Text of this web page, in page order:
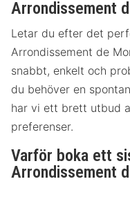
Arrondissement
Letar du efter det
Arrondissement de
snabbt, enkelt och
du behöver en
har vi ett brett utbud
preferenser.
Varför boka ett
Arrondissement